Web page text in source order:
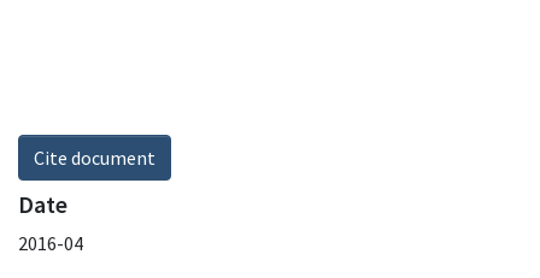
Cite document
Date
2016-04